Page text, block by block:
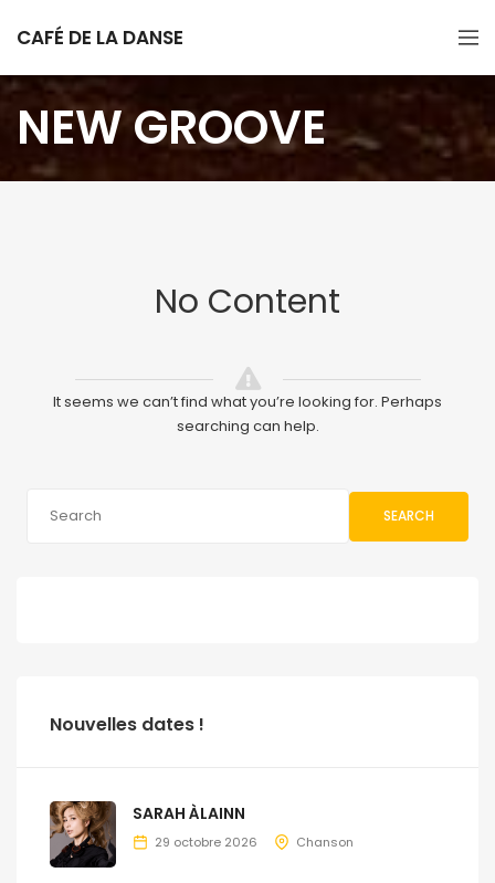
CAFÉ DE LA DANSE
NEW GROOVE
No Content
It seems we can’t find what you’re looking for. Perhaps
searching can help.
SEARCH
Nouvelles dates !
SARAH ÀLAINN
29 octobre 2026 Chanson